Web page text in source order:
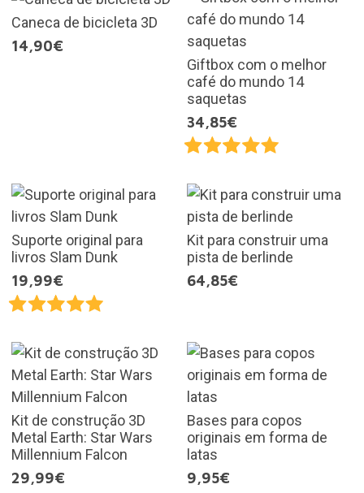
Caneca de bicicleta 3D
14,90€
Giftbox com o melhor
café do mundo 14
saquetas
34,85€
Suporte original para
livros Slam Dunk
19,99€
Kit para construir uma
pista de berlinde
64,85€
Kit de construção 3D
Metal Earth: Star Wars
Millennium Falcon
29,99€
Bases para copos
originais em forma de
latas
9,95€